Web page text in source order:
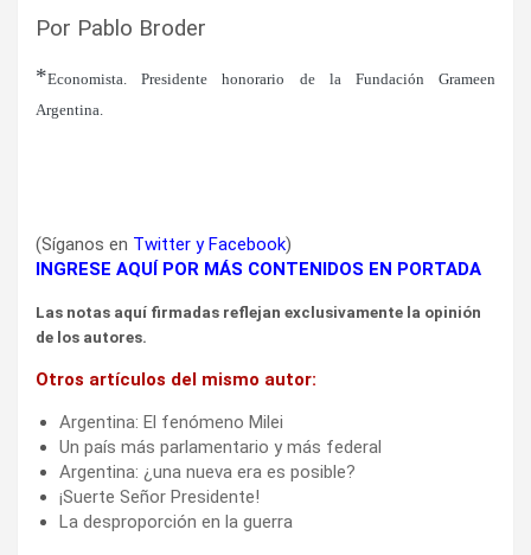
Por Pablo Broder
*Economista. Presidente honorario de la Fundación Grameen
Argentina.
(Síganos en Twitter yFacebook)
INGRESE AQUÍ POR MÁS CONTENIDOS EN PORTADA
Las notas aquí firmadas reflejan exclusivamente la opinión
de los autores.
Otros artículos del mismo autor:
Argentina: El fenómeno Milei
Un país más parlamentario y más federal
Argentina: ¿una nueva era es posible?
¡Suerte Señor Presidente!
La desproporción en la guerra